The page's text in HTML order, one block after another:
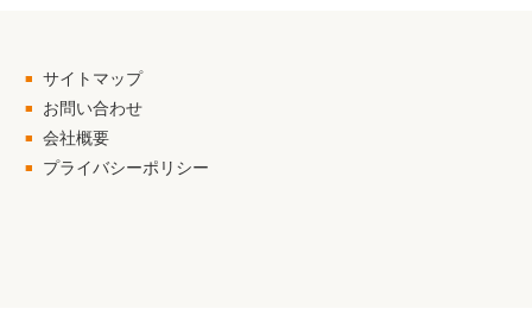
サイトマップ
お問い合わせ
会社概要
プライバシーポリシー